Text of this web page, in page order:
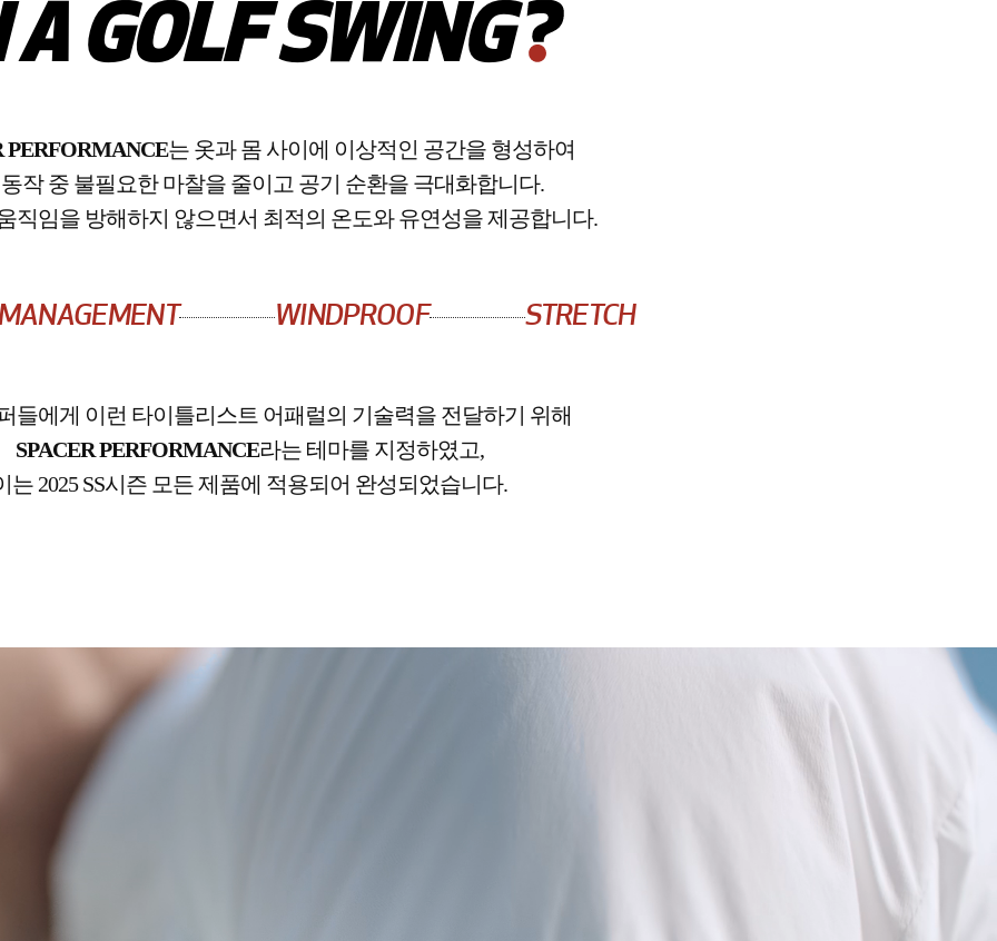
A GOLF SWING
PERFORMANCE는 옷과 몸 사이에 이상적인 공간을 형성하여
작 중 불필요한 마찰을 줄이고 공기 순환을 극대화합니다.
직임을 방해하지 않으면서 최적의 온도와 유연성을 제공합니다.
WINDPROOF STRETCH
들에게 이런 타이틀리스트 어패럴의 기술력을 전달하기 위해
SPACER PERFORMANCE라는 테마를 지정하였고,
는 2025 SS시즌 모든 제품에 적용되어 완성되었습니다.